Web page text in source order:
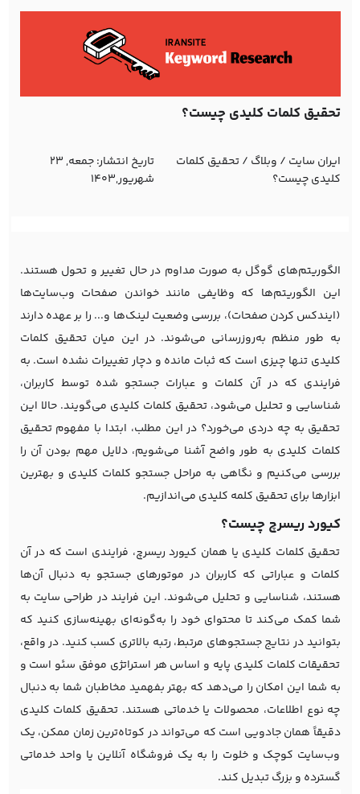
تحقیق کلمات کلیدی چیست؟
ایران سایت / وبلاگ /تحقیق کلمات
کلیدی چیست؟
تاریخ انتشار:
جمعه, 23
شهریور,1403
الگوریتم‌های گوگل به صورت مداوم در حال تغییر و تحول هستند.
این الگوریتم‌ها که وظایفی مانند خواندن صفحات وب‌سایت‌ها
(ایندکس کردن صفحات)، بررسی وضعیت لینک‌ها و... را بر عهده دارند
به طور منظم به‌روزرسانی می‌شوند. در این میان تحقیق کلمات
کلیدی تنها چیزی است که ثبات مانده و دچار تغییرات نشده است. به
فرایندی که در آن کلمات و عبارات جستجو شده توسط کاربران،
شناسایی و تحلیل می‌شود، تحقیق کلمات کلیدی می‌گویند. حالا این
تحقیق به چه دردی می‌خورد؟ در این مطلب، ابتدا با مفهوم تحقیق
کلمات کلیدی به طور واضح آشنا می‌شویم، دلایل مهم بودن آن را
بررسی می‌کنیم و نگاهی به مراحل جستجو کلمات کلیدی و بهترین
ابزارها برای تحقیق کلمه کلیدی می‌اندازیم.
کیورد ریسرچ چیست؟
تحقیق کلمات کلیدی یا همان کیورد ریسرچ، فرایندی است که در آن
کلمات و عباراتی که کاربران در موتورهای جستجو به دنبال آن‌ها
هستند، شناسایی و تحلیل می‌شوند. این فرایند در طراحی سایت به
شما کمک می‌کند تا محتوای خود را به‌گونه‌ای بهینه‌سازی کنید که
بتوانید در نتایج جستجوهای مرتبط، رتبه بالاتری کسب کنید. در واقع،
تحقیقات کلمات کلیدی پایه و اساس هر استراتژی موفق سئو است و
به شما این امکان را می‌دهد که بهتر بفهمید مخاطبان شما به دنبال
چه نوع اطلاعات، محصولات یا خدماتی هستند. تحقیق کلمات کلیدی
دقیقاً همان جادویی است که می‌تواند در کوتاه‌ترین زمان ممکن، یک
وب‌سایت کوچک و خلوت را به یک فروشگاه آنلاین یا واحد خدماتی
گسترده و بزرگ تبدیل کند.